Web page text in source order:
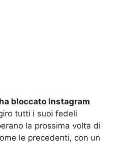
bloccato Instagram
tutti i suoi fedeli
la prossima volta di
le precedenti, con un